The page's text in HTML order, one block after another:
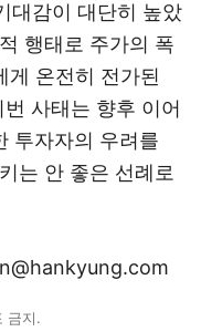
대감이 대단히 높았
행태로 주가의 폭
게 온전히 전가된
사태는 향후 이어
투자자의 우려를
는 안 좋은 선례로
금지.